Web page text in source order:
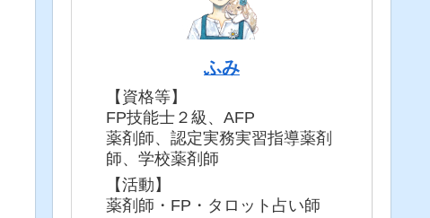
ふみ
【資格等】
FP技能士２級、AFP
薬剤師、認定実務実習指導薬剤
師、学校薬剤師
【活動】
薬剤師・FP・タロット占い師